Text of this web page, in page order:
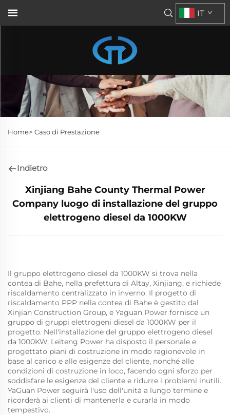
IT
Home> Caso di Prestazione
Indietro
Xinjiang Bahe County Thermal Power
Company luogo di installazione del gruppo
elettrogeno diesel da 1000KW
Il gruppo elettrogeno diesel da 1000KW si trova nella
contea di Bahe, nella prefettura di Altay, Xinjiang, e richiede
riscaldamento centralizzato in inverno. Il progetto di
riscaldamento PPP nella contea di Bahe è gestito dal
Xinjian Construction Group, e Yaguan Power fornisce un
gruppo di gruppi elettrogeni diesel da 1000KW per il
progetto. Nell'installazione del gruppo elettrogeno diesel
da 1000KW, Leiteng Power ha disposto il personale e
progettato piani di costruzione in modo ragionevole in
base al carico e alle esigenze del cliente, nonché alle
condizioni di costruzione in loco, facendo ogni sforzo per
soddisfare le esigenze del cliente e ridurre i problemi inutili.
YaGuan Power seguirà l'uso dell'unità a lungo termine e
ricorderà ai clienti di mantenerla e curarla in modo
tempestivo.